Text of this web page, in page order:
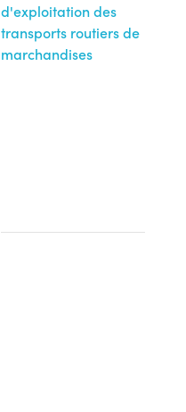
d'exploitation des
transports routiers de
marchandises